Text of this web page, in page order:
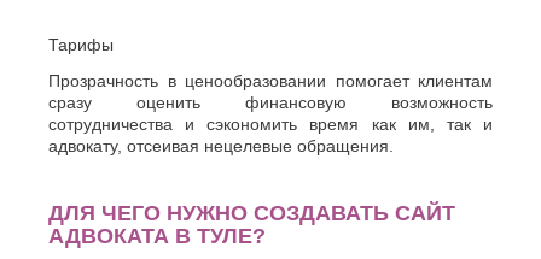
Тарифы
Прозрачность в ценообразовании помогает клиентам
сразу оценить финансовую возможность
сотрудничества и сэкономить время как им, так и
адвокату, отсеивая нецелевые обращения.
ДЛЯ ЧЕГО НУЖНО СОЗДАВАТЬ САЙТ
АДВОКАТА В ТУЛЕ?